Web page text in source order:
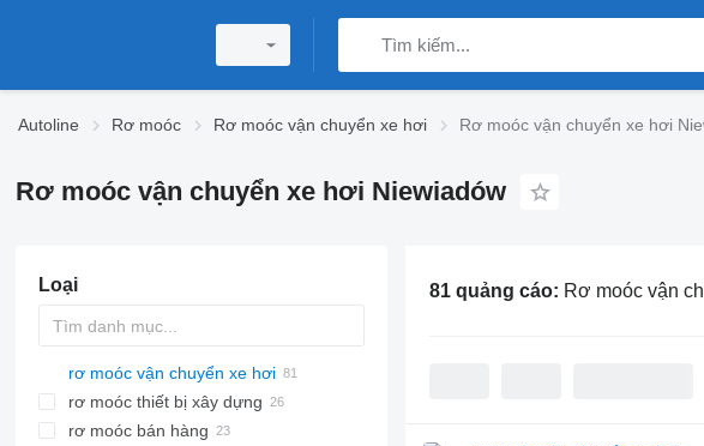
Autoline Rơ moóc Rơ moóc vận chuyển xe hơi Rơ moóc vận chuyển xe hơi
Rơ moóc vận chuyển xe hơi Niewiadów
Loại
rơ moóc vận chuyển xe hơi
rơ moóc thiết bị xây dựng
rơ moóc bán hàng
81 quảng cáo: Rơ moóc vận